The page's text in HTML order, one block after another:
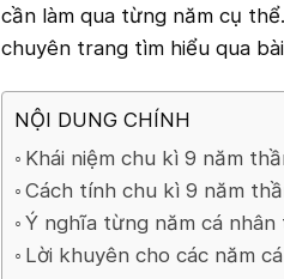
cần làm qua từng năm cụ
chuyên trang tìm hiểu qua
NỘI DUNG CHÍNH
Khái niệm chu kì 9 năm
Cách tính chu kì 9 năm
Ý nghĩa từng năm cá
Lời khuyên cho các năm